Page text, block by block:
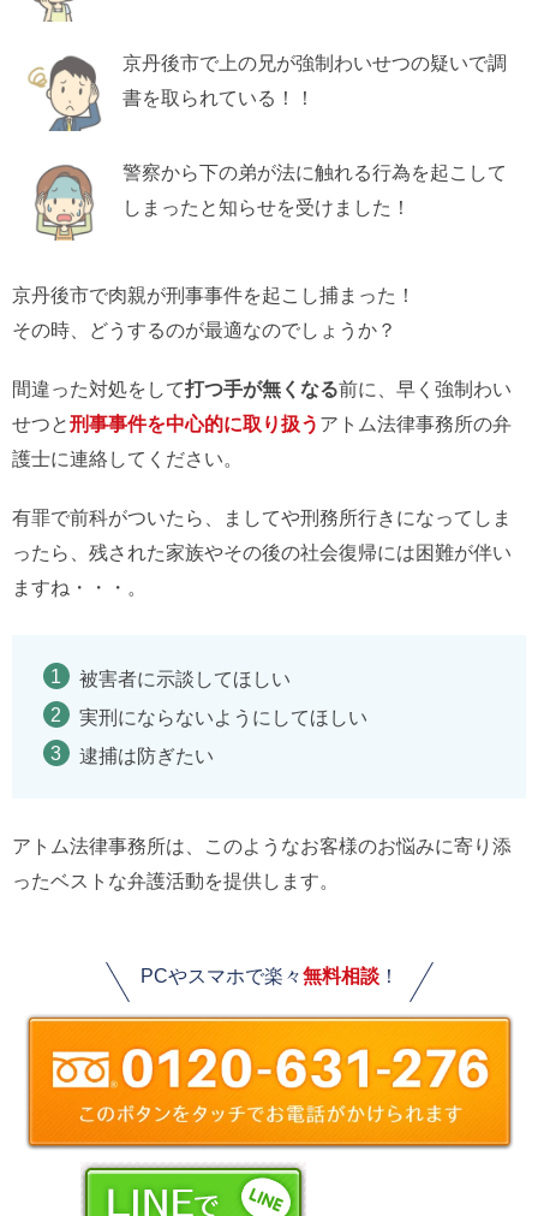
京丹後市で上の兄が強制わいせつの疑いで調
書を取られている！！
警察から下の弟が法に触れる行為を起こして
しまったと知らせを受けました！
京丹後市で肉親が刑事事件を起こし捕まった！
その時、どうするのが最適なのでしょうか？
間違った対処をして打つ手が無くなる前に、早く強制わい
せつと刑事事件を中心的に取り扱う アトム法律事務所の弁
護士に連絡してください。
有罪で前科がついたら、ましてや刑務所行きになってしま
ったら、残された家族やその後の社会復帰には困難が伴い
ますね・・・。
被害者に示談してほしい
実刑にならないようにしてほしい
逮捕は防ぎたい
アトム法律事務所は、このようなお客様のお悩みに寄り添
ったベストな弁護活動を提供します。
PCやスマホで楽々無料相談！